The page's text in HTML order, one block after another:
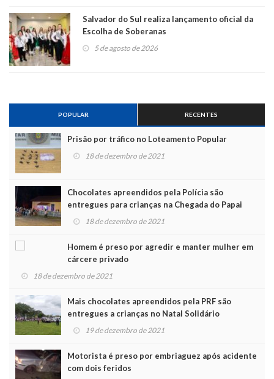
Salvador do Sul realiza lançamento oficial da
Escolha de Soberanas
5 de agosto de 2026
POPULAR RECENTES
Prisão por tráfico no Loteamento Popular
18 de dezembro de 2021
Chocolates apreendidos pela Polícia são
entregues para crianças na Chegada do Papai
Noel
18 de dezembro de 2021
Homem é preso por agredir e manter mulher em
cárcere privado
18 de dezembro de 2021
Mais chocolates apreendidos pela PRF são
entregues a crianças no Natal Solidário
19 de dezembro de 2021
Motorista é preso por embriaguez após acidente
com dois feridos